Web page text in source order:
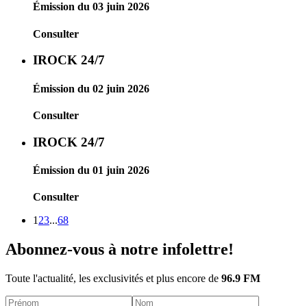
Émission du 03 juin 2026
Consulter
IROCK 24/7
Émission du 02 juin 2026
Consulter
IROCK 24/7
Émission du 01 juin 2026
Consulter
1 23...68
Abonnez-vous à notre infolettre!
Toute l'actualité, les exclusivités et plus encore de 96.9 FM